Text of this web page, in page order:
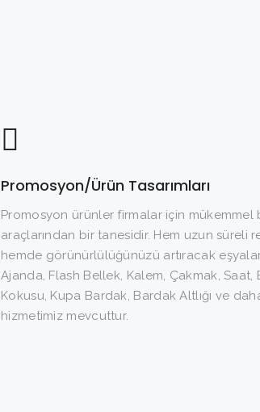
Promosyon/Ürün Tasarımları
Promosyon ürünler firmalar için mükemmel
araçlarından bir tanesidir. Hem uzun süreli
hemde görünürlülüğünüzü artıracak eşyalar
Ajanda, Flash Bellek, Kalem, Çakmak, Saat,
Kokusu, Kupa Bardak, Bardak Altlığı ve
hizmetimiz mevcuttur.